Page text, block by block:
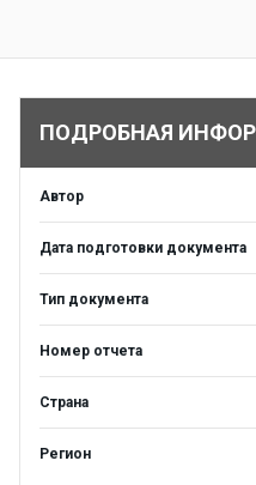
ПОДРОБНАЯ
Автор
Дата подготовки документа
Тип документа
Номер отчета
Страна
Регион